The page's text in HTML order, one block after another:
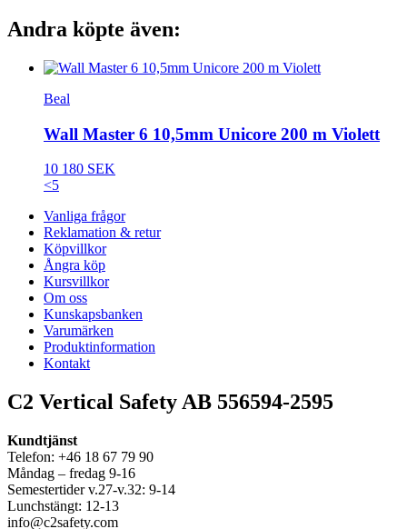
Andra köpte även:
Beal
Wall Master 6 10,5mm Unicore 200 m Violett
10 180 SEK
<5
Vanliga frågor
Reklamation & retur
Köpvillkor
Ångra köp
Kursvillkor
Om oss
Kunskapsbanken
Varumärken
Produktinformation
Kontakt
C2 Vertical Safety AB 556594-2595
Kundtjänst
Telefon: +46 18 67 79 90
Måndag – fredag 9-16
Semestertider v.27-v.32: 9-14
Lunchstängt: 12-13
info@c2safety.com